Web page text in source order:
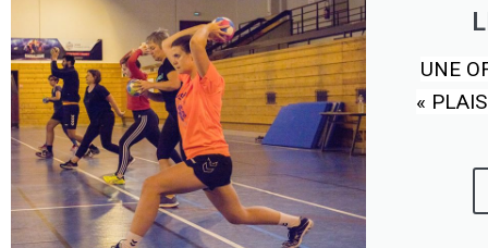
UNE
«